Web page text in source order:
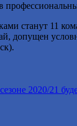
станут 11
допущен
2020/21